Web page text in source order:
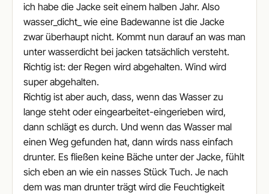
ich habe die Jacke seit einem halben Jahr. Also
wasser_dicht_ wie eine Badewanne ist die Jacke
zwar überhaupt nicht. Kommt nun darauf an was man
unter wasserdicht bei jacken tatsächlich versteht.
Richtig ist: der Regen wird abgehalten. Wind wird
super abgehalten.
Richtig ist aber auch, dass, wenn das Wasser zu
lange steht oder eingearbeitet-eingerieben wird,
dann schlägt es durch. Und wenn das Wasser mal
einen Weg gefunden hat, dann wirds nass einfach
drunter. Es fließen keine Bäche unter der Jacke, fühlt
sich eben an wie ein nasses Stück Tuch. Je nach
dem was man drunter trägt wird die Feuchtigkeit